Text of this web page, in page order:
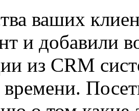
ваших
и добавили
из CRM
времени.